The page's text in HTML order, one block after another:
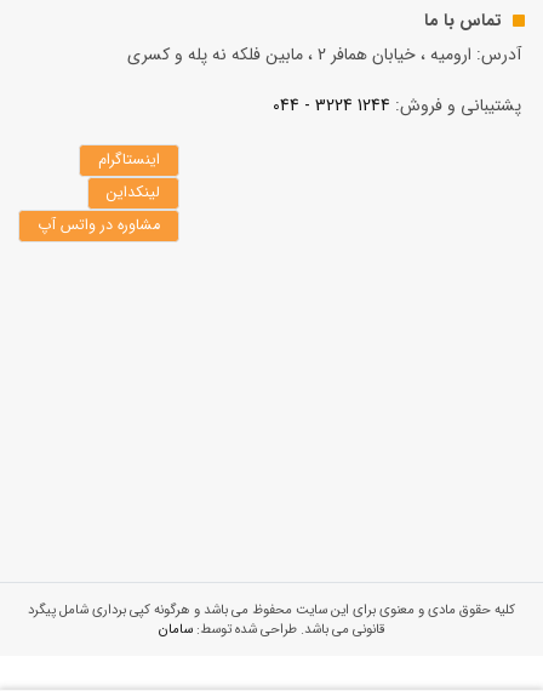
تماس با ما
آدرس: ارومیه ، خیابان همافر 2 ، مابين فلكه نه پله و کسری
پشتیبانی و فروش: 1244 3224 - 044
اینستاگرام
لینکداین
مشاوره در واتس آپ
کلیه حقوق مادی و معنوی برای این سایت محفوظ می باشد و هرگونه کپی برداری شامل پیگرد
قانونی می باشد. طراحی شده توسط:سامان